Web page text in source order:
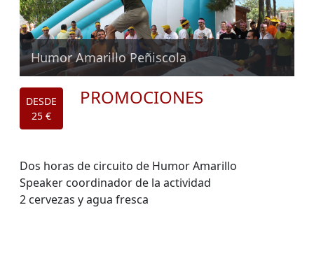
Humor Amarillo Peñiscola
DESDE
25 €
PROMOCIONES
Dos horas de circuito de Humor Amarillo
Speaker coordinador de la actividad
2 cervezas y agua fresca